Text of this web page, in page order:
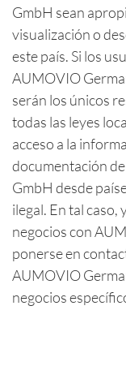
GmbH sean
visualización o
este país. Si los
AUMOVIO
serán los únicos
todas las leyes
acceso a la
documentación
GmbH desde
ilegal. En tal caso,
negocios con
ponerse en
AUMOVIO
negocios